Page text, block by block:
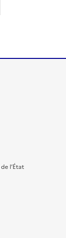
par email
l’État